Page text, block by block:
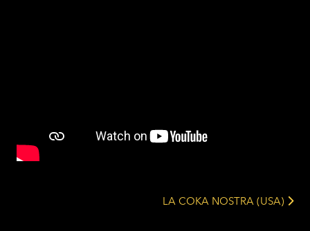
LA COKA NOSTRA (USA)